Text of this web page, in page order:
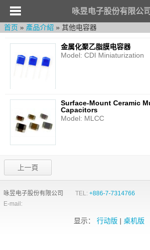
咏昱电子股份有限公司
首页 » 產品介紹 » 其他电容器
金属化聚乙脂膜电容器
Model: CDI Miniaturization
Surface-Mount Ceramic
Capacitors
Model: MLCC
上一頁
咏昱电子股份有限公司 TEL:+886-7-7314766
E-mail:
显示： 行动版 | 桌机版